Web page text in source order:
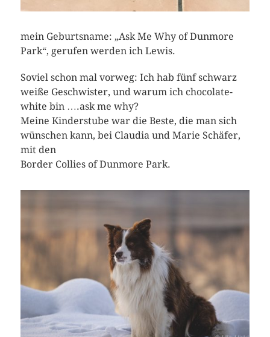
mein Geburtsname: „Ask Me Why of Dunmore
Park“, gerufen werden ich Lewis.
Soviel schon mal vorweg: Ich hab fünf schwarz
weiße Geschwister, und warum ich chocolate-
white bin ….ask me why?
Meine Kinderstube war die Beste, die man sich
wünschen kann, bei Claudia und Marie Schäfer,
mit den
Border Collies of Dunmore Park.